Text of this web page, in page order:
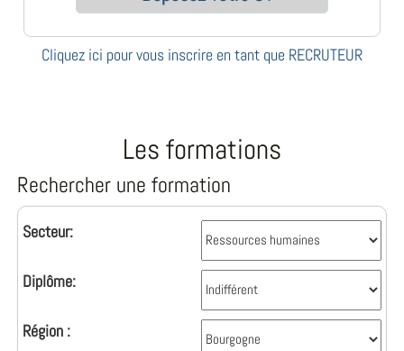
Cliquez ici pour vous inscrire en tant que RECRUTEUR
Les formations
Rechercher une formation
Secteur:
Diplôme:
Région :